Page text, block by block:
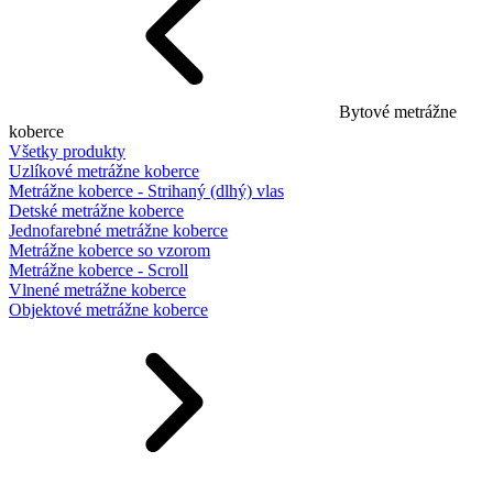
Bytové metrážne
koberce
Všetky produkty
Uzlíkové metrážne koberce
Metrážne koberce - Strihaný (dlhý) vlas
Detské metrážne koberce
Jednofarebné metrážne koberce
Metrážne koberce so vzorom
Metrážne koberce - Scroll
Vlnené metrážne koberce
Objektové metrážne koberce